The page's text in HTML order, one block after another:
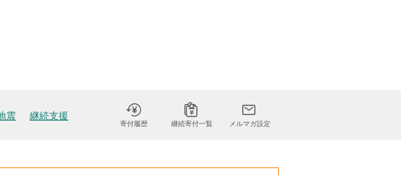
震 継続支援
寄付履歴 継続寄付一覧 メルマガ設定